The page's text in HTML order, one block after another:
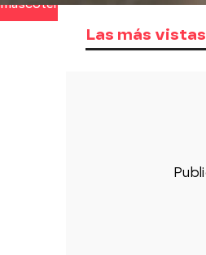
mascoteros
Las más vistas